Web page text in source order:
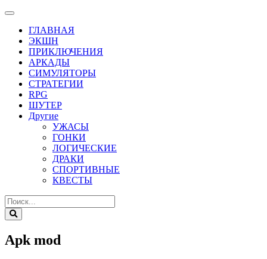
ГЛАВНАЯ
ЭКШН
ПРИКЛЮЧЕНИЯ
АРКАДЫ
СИМУЛЯТОРЫ
СТРАТЕГИИ
RPG
ШУТЕР
Другие
УЖАСЫ
ГОНКИ
ЛОГИЧЕСКИЕ
ДРАКИ
СПОРТИВНЫЕ
КВЕСТЫ
Apk mod